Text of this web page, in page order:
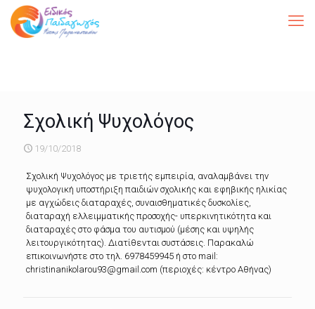
Σχολική Ψυχολόγος
19/10/2018
Σχολική Ψυχολόγος με τριετής εμπειρία, αναλαμβάνει την
ψυχολογική υποστήριξη παιδιών σχολικής και εφηβικής ηλικίας
με αγχώδεις διαταραχές, συναισθηματικές δυσκολίες,
διαταραχή ελλειμματικής προσοχής- υπερκινητικότητα και
διαταραχές στο φάσμα του αυτισμού (μέσης και υψηλής
λειτουργικότητας). Διατίθενται συστάσεις. Παρακαλώ
επικοινωνήστε στο τηλ. 6978459945 ή στο mail:
christinanikolarou93@gmail.com (περιοχές: κέντρο Αθήνας)